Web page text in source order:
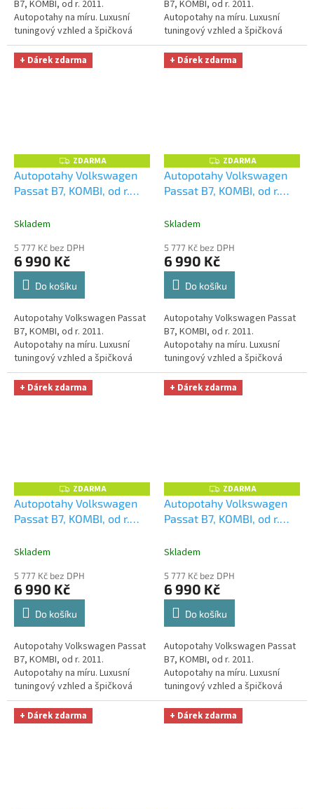
B7, KOMBI, od r. 2011.
Autopotahy na míru. Luxusní
tuningový vzhled a špičková
ochrana čalounění. Profesionální
čalounické zpracování.
Automobilová...
B7, KOMBI, od r. 2011.
Autopotahy na míru. Luxusní
tuningový vzhled a špičková
ochrana čalounění. Profesionální
čalounické zpracování.
Automobilová...
+ Dárek zdarma
Z
D
A
R
ZDARMA
Autopotahy Volkswagen
Passat B7, KOMBI, od r.
Matrix béžový
Smart Microfiber zdarma v
hodnotě 329,-Kč
Skladem
5 777 Kč bez DPH
6 990 Kč
Do košíku
Autopotahy Volkswagen Passat
B7, KOMBI, od r. 2011.
Autopotahy na míru. Luxusní
tuningový vzhled a špičková
ochrana čalounění. Profesionální
čalounické zpracování.
Automobilová...
+ Dárek zdarma
Z
D
A
R
ZDARMA
Autopotahy Volkswagen
Passat B7, KOMBI, od r.
Matrix černý
Smart Microfiber zdarma v
hodnotě 329,-Kč
Skladem
5 777 Kč bez DPH
6 990 Kč
Do košíku
Autopotahy Volkswagen Passat
B7, KOMBI, od r. 2011.
Autopotahy na míru. Luxusní
tuningový vzhled a špičková
ochrana čalounění. Profesionální
čalounické zpracování.
Automobilová...
+ Dárek zdarma
Z
D
A
R
ZDARMA
Autopotahy Volkswagen
Passat B7, KOMBI, od r.
Matrix šedý
Smart Microfiber zdarma v
hodnotě 329,-Kč
Skladem
5 777 Kč bez DPH
6 990 Kč
Do košíku
Autopotahy Volkswagen Passat
B7, KOMBI, od r. 2011.
Autopotahy na míru. Luxusní
tuningový vzhled a špičková
ochrana čalounění. Profesionální
čalounické zpracování.
Automobilová...
+ Dárek zdarma
Z
D
A
R
ZDARMA
Autopotahy Volkswagen
Passat B7, KOMBI, od r.
žakar Audi
Smart Microfiber zdarma v
hodnotě 329,-Kč
Skladem
5 777 Kč bez DPH
6 990 Kč
Do košíku
Autopotahy Volkswagen Passat
B7, KOMBI, od r. 2011.
Autopotahy na míru. Luxusní
tuningový vzhled a špičková
ochrana čalounění. Profesionální
čalounické zpracování.
Automobilová...
+ Dárek zdarma + Dárek zdarma